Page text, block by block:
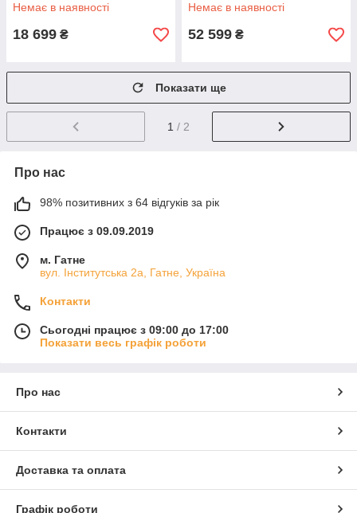
Немає в наявності
18 699 ₴
Немає в наявності
52 599 ₴
Показати ще
1 / 2
Про нас
98% позитивних з 64 відгуків за рік
Працює з 09.09.2019
м. Гатне
вул. Інститутська 2а, Гатне, Україна
Контакти
Сьогодні працює з 09:00 до 17:00
Показати весь графік роботи
Про нас
Контакти
Доставка та оплата
Графік роботи